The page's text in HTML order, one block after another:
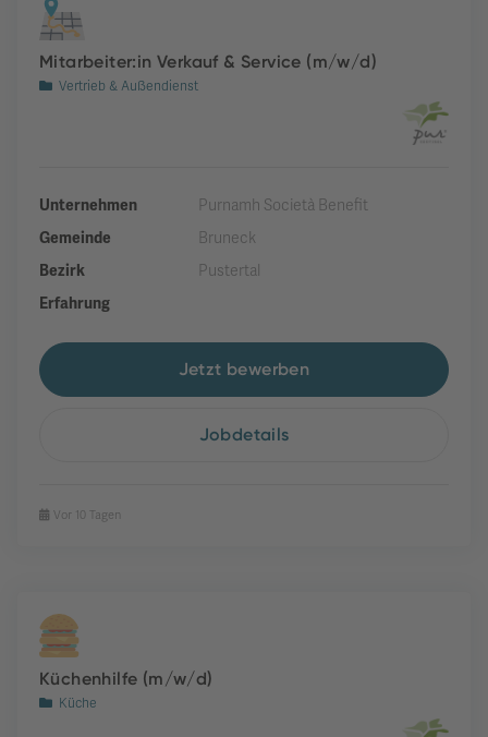
Mitarbeiter:in Verkauf & Service (m/w/d)
Vertrieb & Außendienst
Unternehmen
Purnamh Società Benefit
Gemeinde
Bruneck
Bezirk
Pustertal
Erfahrung
Jetzt bewerben
Jobdetails
Vor 10 Tagen
Küchenhilfe (m/w/d)
Küche